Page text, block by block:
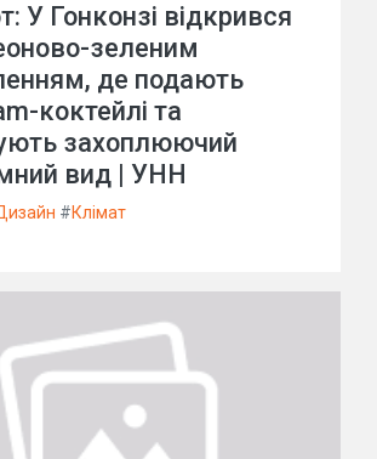
У Гонконзі відкрився
зеленим
де подають
коктейлі та
захоплюючий
вид | УНН
#Клімат